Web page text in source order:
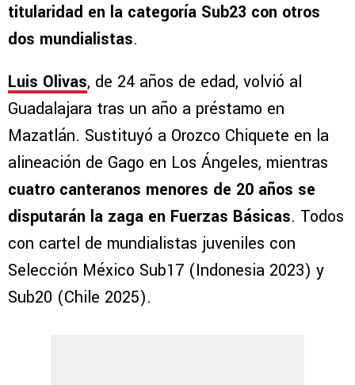
titularidad en la categoría Sub23 con otros
dos mundialistas.
Luis Olivas, de 24 años de edad, volvió al
Guadalajara tras un año a préstamo en
Mazatlán. Sustituyó a Orozco Chiquete en la
alineación de Gago en Los Ángeles, mientras
cuatro canteranos menores de 20 años se
disputarán la zaga en Fuerzas Básicas. Todos
con cartel de mundialistas juveniles con
Selección México Sub17 (Indonesia 2023) y
Sub20 (Chile 2025).